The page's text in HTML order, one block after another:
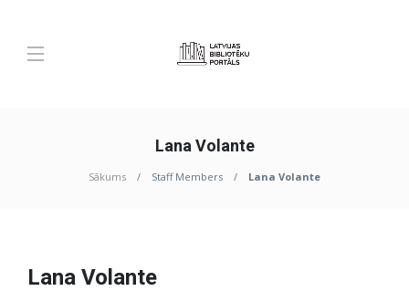
Lana Volante
Sākums Staff Members Lana Volante
Lana Volante